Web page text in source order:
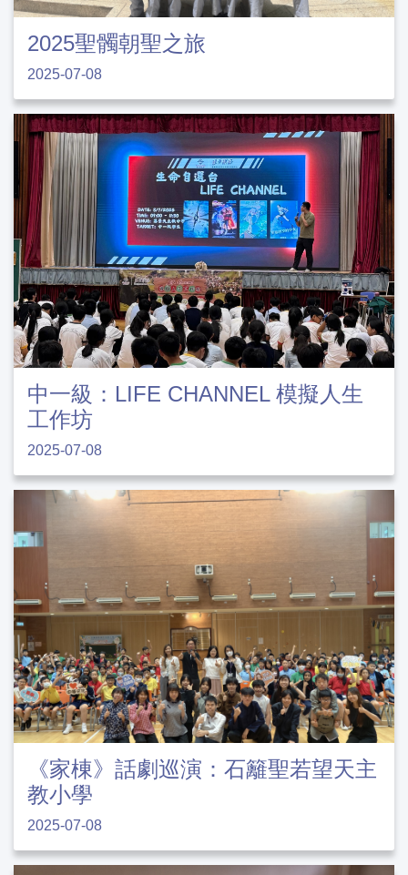
2025聖髑朝聖之旅
2025-07-08
中一級：LIFE CHANNEL 模擬人生
工作坊
2025-07-08
《家棟》話劇巡演：石籬聖若望天主
教小學
2025-07-08